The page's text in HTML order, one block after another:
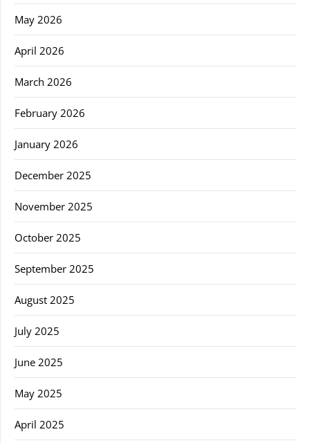
May 2026
April 2026
March 2026
February 2026
January 2026
December 2025
November 2025
October 2025
September 2025
August 2025
July 2025
June 2025
May 2025
April 2025